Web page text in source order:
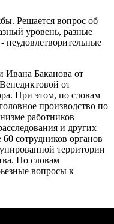
Решается вопрос об
уровень, разные
неудовлетворительные
Ивана Баканова от
от
При этом, по словам
производство по
работников
и других
сотрудников органов
территории
По словам
вопросы к